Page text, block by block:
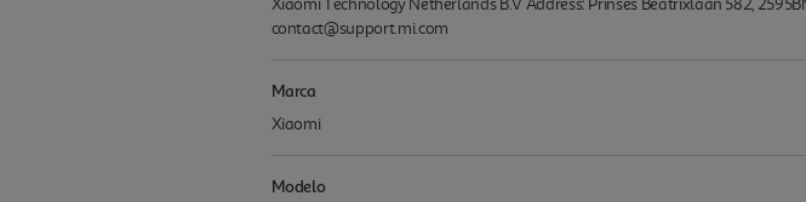
contact@support.mi.com
Marca
Xiaomi
Modelo